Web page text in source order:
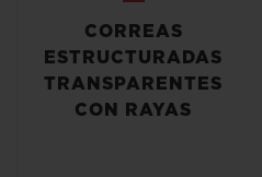
CORREAS
ESTRUCTURADAS
TRANSPARENTES
CON RAYAS